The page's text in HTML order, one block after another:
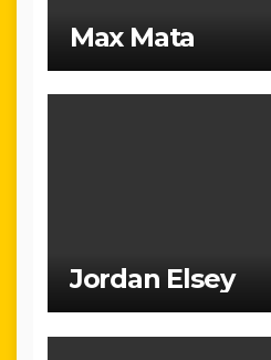
Max Mata
Jordan Elsey